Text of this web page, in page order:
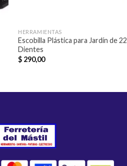
HERRAMIENTAS
Escobilla Plástica para Jardín de 22
Dientes
$ 290,00